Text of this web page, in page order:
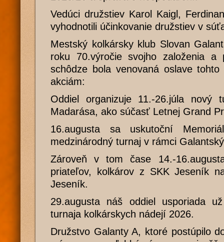
Vedúci družstiev Karol Kaigl,
vyhodnotili účinkovanie družstiev v
Mestský kolkársky klub Slovan
roku 70.výročie svojho založenia
schôdze bola venovaná oslave
akciám:
Oddiel organizuje 11.-26.júla nový
Madarása, ako súčasť Letnej Grand
16.augusta sa uskutoční
medzinárodný turnaj v rámci
Zároveň v tom čase 14.-
priateľov, kolkárov z SKK Jeseník
Jeseník.
29.augusta náš oddiel usporiada
turnaja kolkárskych nádejí 2026.
Družstvo Galanty A, ktoré postúpilo